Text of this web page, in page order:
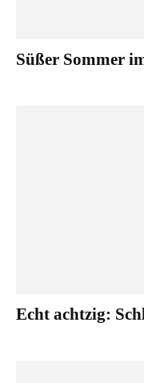
Süßer Sommer
Echt achtzig: